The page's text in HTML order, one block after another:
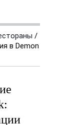
/
в Demon